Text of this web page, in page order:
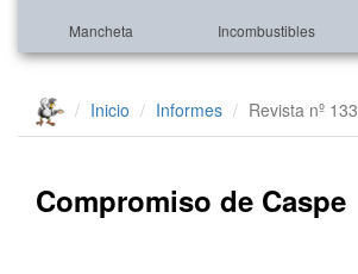
Mancheta Incombustibles
Inicio Informes Revista nº 133
Compromiso de Caspe